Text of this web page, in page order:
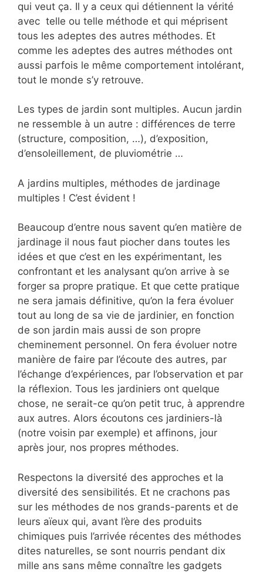
qui veut ça. Il y a ceux qui détiennent la vérité
avec telle ou telle méthode et qui méprisent
tous les adeptes des autres méthodes. Et
comme les adeptes des autres méthodes ont
aussi parfois le même comportement intolérant,
tout le monde s’y retrouve.
Les types de jardin sont multiples. Aucun jardin
ne ressemble à un autre : différences de terre
(structure, composition, …), d’exposition,
d’ensoleillement, de pluviométrie …
A jardins multiples, méthodes de jardinage
multiples ! C’est évident !
Beaucoup d’entre nous savent qu’en matière de
jardinage il nous faut piocher dans toutes les
idées et que c’est en les expérimentant, les
confrontant et les analysant qu’on arrive à se
forger sa propre pratique. Et que cette pratique
ne sera jamais définitive, qu’on la fera évoluer
tout au long de sa vie de jardinier, en fonction
de son jardin mais aussi de son propre
cheminement personnel. On fera évoluer notre
manière de faire par l’écoute des autres, par
l’échange d’expériences, par l’observation et par
la réflexion. Tous les jardiniers ont quelque
chose, ne serait-ce qu’on petit truc, à apprendre
aux autres. Alors écoutons ces jardiniers-là
(notre voisin par exemple) et affinons, jour
après jour, nos propres méthodes.
Respectons la diversité des approches et la
diversité des sensibilités. Et ne crachons pas
sur les méthodes de nos grands-parents et de
leurs aïeux qui, avant l’ère des produits
chimiques puis l’arrivée récentes des méthodes
dites naturelles, se sont nourris pendant dix
mille ans sans même connaître les gadgets